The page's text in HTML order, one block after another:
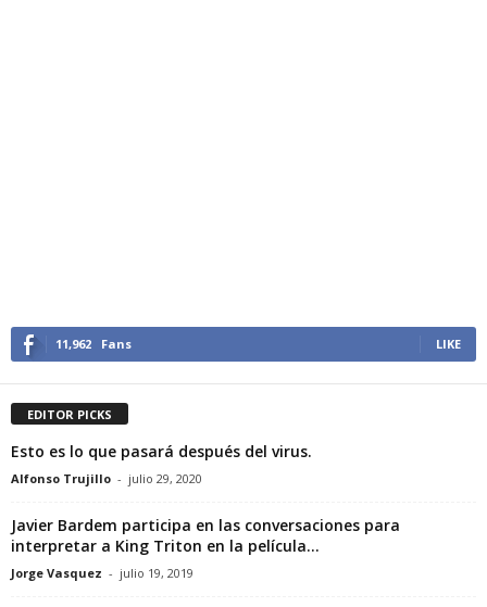
11,962 Fans LIKE
EDITOR PICKS
Esto es lo que pasará después del virus.
Alfonso Trujillo - julio 29, 2020
Javier Bardem participa en las conversaciones para
interpretar a King Triton en la película...
Jorge Vasquez - julio 19, 2019